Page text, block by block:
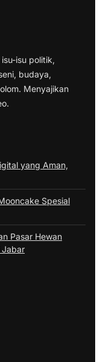
isu politik,
budaya,
Menyajikan
yang Aman,
Spesial
Pasar Hewan
Jabar